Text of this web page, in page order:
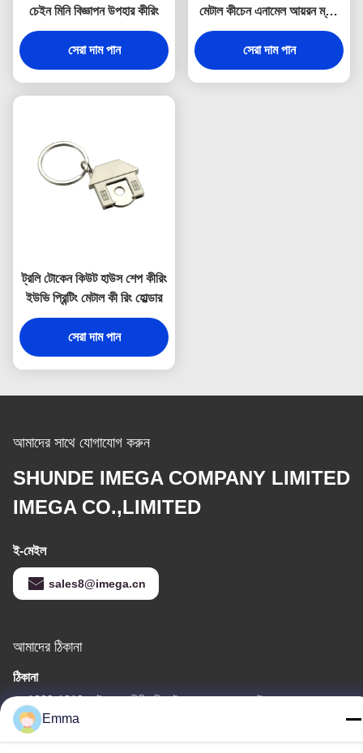
চেইন মিনি বিজ্ঞাপন উপহার কীরিং
সেরা দাম পান
মেটাল কীচেন এনামেল আয়রন ম্যান
3 মিমি পুরুত্ব
সেরা দাম পান
ট্রলি টোকেন কিউট হাউস শেপ কীরিং
ইউভি প্রিন্টিং মেটাল কী রিং হোল্ডার
সেরা দাম পান
আমাদের সাথে যোগাযোগ করুন
SHUNDE IMEGA COMPANY LIMITED
IMEGA CO.,LIMITED
ই-মেইল
sales8@imega.cn
আমাদের ঠিকানা
ঠিকানা
রুম 1209-1210, হাই জুন দা বিল্ডিং বি, গুইঝো দা দাও ঝং, রোংগুই, শুন্ডে, ফোশান,
গুয়াংডং, চীনEmma